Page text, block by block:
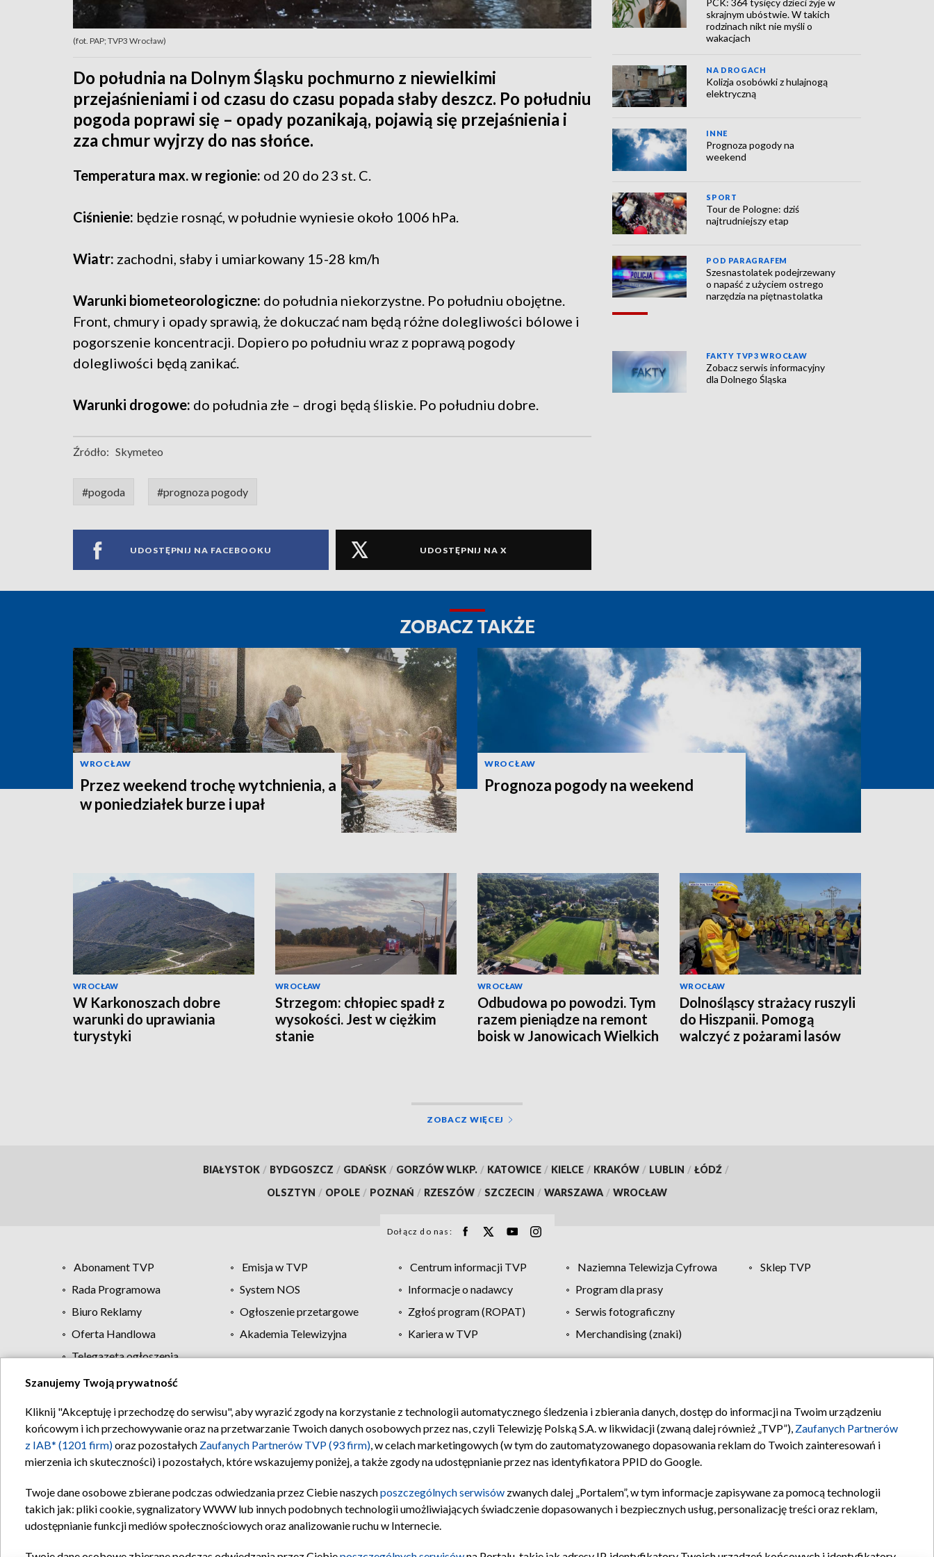
(fot. PAP; TVP3 Wrocław)
Do południa na Dolnym Śląsku pochmurno z niewielkimi
przejaśnieniami i od czasu do czasu popada słaby deszcz. Po południu
pogoda poprawi się – opady pozanikają, pojawią się przejaśnienia i
zza chmur wyjrzy do nas słońce.
Temperatura max. w regionie: od 20 do 23 st. C.
Ciśnienie: będzie rosnąć, w południe wyniesie około 1006 hPa.
Wiatr: zachodni, słaby i umiarkowany 15-28 km/h
Warunki biometeorologiczne: do południa niekorzystne. Po południu obojętne.
Front, chmury i opady sprawią, że dokuczać nam będą różne dolegliwości bólowe i
pogorszenie koncentracji. Dopiero po południu wraz z poprawą pogody
dolegliwości będą zanikać.
Warunki drogowe: do południa złe – drogi będą śliskie. Po południu dobre.
Źródło: Skymeteo
#pogoda #prognoza pogody
UDOSTĘPNIJ NA FACEBOOKU UDOSTĘPNIJ NA X
skrajnym ubóstwie. W takich
rodzinach nikt nie myśli o
wakacjach
NA DROGACH
Kolizja osobówki z hulajnogą
elektryczną
INNE
Prognoza pogody na
weekend
SPORT
Tour de Pologne: dziś
najtrudniejszy etap
POD PARAGRAFEM
Szesnastolatek podejrzewany
o napaść z użyciem ostrego
narzędzia na piętnastolatka
FAKTY TVP3 WROCŁAW
Zobacz serwis informacyjny
dla Dolnego Śląska
ZOBACZ TAKŻE
WROCŁAW
Przez weekend trochę wytchnienia, a
w poniedziałek burze i upał
WROCŁAW
Prognoza pogody na weekend
WROCŁAW
W Karkonoszach dobre
warunki do uprawiania
turystyki
WROCŁAW
Strzegom: chłopiec spadł z
wysokości. Jest w ciężkim
stanie
WROCŁAW
Odbudowa po powodzi. Tym
razem pieniądze na remont
boisk w Janowicach Wielkich
WROCŁAW
Dolnośląscy strażacy ruszyli
do Hiszpanii. Pomogą
walczyć z pożarami lasów
ZOBACZ WIĘCEJ
BIAŁYSTOK / BYDGOSZCZ / GDAŃSK / GORZÓW WLKP. / KATOWICE / KIELCE / KRAKÓW / LUBLIN / ŁÓDŹ /
OLSZTYN / OPOLE / POZNAŃ / RZESZÓW / SZCZECIN / WARSZAWA / WROCŁAW
Dołącz do nas:
Abonament TVP Emisja w TVP Centrum informacji TVP Naziemna Telewizja Cyfrowa
Sklep TVP
Rada Programowa
System NOS Informacje o nadawcy
Program dla prasy
Biuro Reklamy
Ogłoszenie przetargowe Zgłoś program (ROPAT)
Serwis fotograficzny
Oferta Handlowa
Akademia Telewizyjna Kariera w TVP
Merchandising (znaki)
Telegazeta ogłoszenia
Regulamin TVP Polityka prywatności Moje zgody Pomoc Biuro reklamy Kontakt
Szanujemy Twoją prywatność
Kliknij "Akceptuję i przechodzę do serwisu", aby wyrazić zgody na korzystanie z technologii automatycznego śledzenia i zbierania danych, dostęp do informacji na Twoim urządzeniu
końcowym i ich przechowywanie oraz na przetwarzanie Twoich danych osobowych przez nas, czyli Telewizję Polską S.A. w likwidacji (zwaną dalej również „TVP”), Zaufanych Partnerów
z IAB* (1201 firm)oraz pozostałych Zaufanych Partnerów TVP (93 firm), w celach marketingowych (w tym do zautomatyzowanego dopasowania reklam do Twoich zainteresowań i
mierzenia ich skuteczności) i pozostałych, które wskazujemy poniżej, a także zgody na udostępnianie przez nas identyfikatora PPID do Google.
Twoje dane osobowe zbierane podczas odwiedzania przez Ciebie naszychposzczególnych serwisów zwanych dalej „Portalem”, w tym informacje zapisywane za pomocą technologii
takich jak: pliki cookie, sygnalizatory WWW lub innych podobnych technologii umożliwiających świadczenie dopasowanych i bezpiecznych usług, personalizację treści oraz reklam,
udostępnianie funkcji mediów społecznościowych oraz analizowanie ruchu w Internecie.